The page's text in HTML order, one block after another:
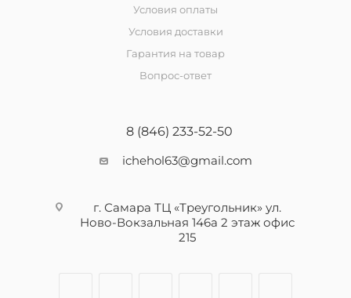
Условия оплаты
Условия доставки
Гарантия на товар
Вопрос-ответ
8 (846) 233-52-50
ichehol63@gmail.com
г. Самара ТЦ «Треугольник» ул.
Ново-Вокзальная 146а 2 этаж офис
215